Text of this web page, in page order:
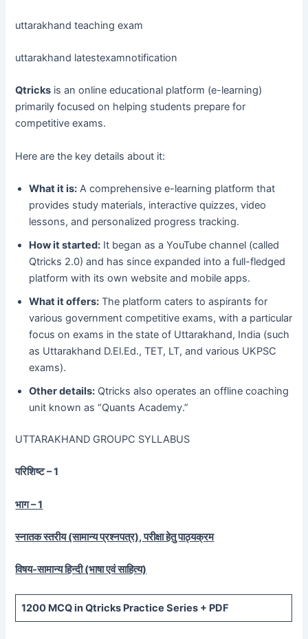
uttarakhand teaching exam
uttarakhand latestexamnotification
Qtricks is an online educational platform (e-learning)
primarily focused on helping students prepare for
competitive exams.
Here are the key details about it:
What it is: A comprehensive e-learning platform that
provides study materials, interactive quizzes, video
lessons, and personalized progress tracking.
How it started: It began as a YouTube channel (called
Qtricks 2.0) and has since expanded into a full-fledged
platform with its own website and mobile apps.
What it offers: The platform caters to aspirants for
various government competitive exams, with a particular
focus on exams in the state of Uttarakhand, India (such
as Uttarakhand D.El.Ed., TET, LT, and various UKPSC
exams).
Other details: Qtricks also operates an offline coaching
unit known as “Quants Academy.”
UTTARAKHAND GROUPC SYLLABUS
परिशिष्ट – 1
भाग – 1
स्नातक स्तरीय (सामान्य प्रश्नपत्र), परीक्षा हेतु पाठ्यक्रम
विषय-सामान्य हिन्दी (भाषा एवं साहित्य)
1200 MCQ in Qtricks Practice Series + PDF